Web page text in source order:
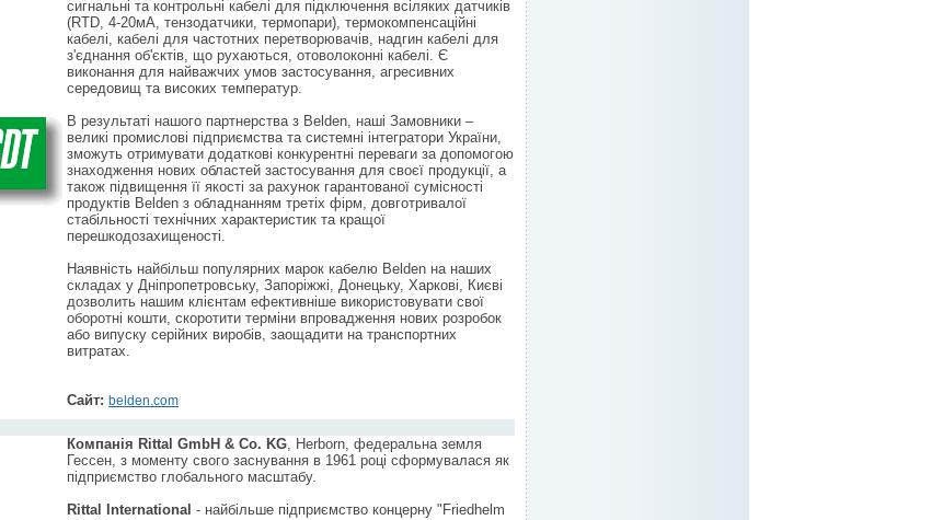
сигнальні та контрольні кабелі для підключення всіляких датчиків
(RTD, 4-20мА, тензодатчики, термопари), термокомпенсаційні
кабелі, кабелі для частотних перетворювачів, надгин кабелі для
з'єднання об'єктів, що рухаються, отоволоконні кабелі. Є
виконання для найважчих умов застосування, агресивних
середовищ та високих температур.
В результаті нашого партнерства з Belden, наші Замовники –
великі промислові підприємства та системні інтегратори України,
зможуть отримувати додаткові конкурентні переваги за допомогою
знаходження нових областей застосування для своєї продукції, а
також підвищення її якості за рахунок гарантованої сумісності
продуктів Belden з обладнанням третіх фірм, довготривалої
стабільності технічних характеристик та кращої
перешкодозахищеності.
Наявність найбільш популярних марок кабелю Belden на наших
складах у Дніпропетровську, Запоріжжі, Донецьку, Харкові, Києві
дозволить нашим клієнтам ефективніше використовувати свої
оборотні кошти, скоротити терміни впровадження нових розробок
або випуску серійних виробів, заощадити на транспортних
витратах.
Сайт: belden.com
Компанія Rittal GmbH & Co. KG, Herborn, федеральна земля
Гессен, з моменту свого заснування в 1961 році сформувалася як
підприємство глобального масштабу.
Rittal International - найбільше підприємство концерну "Friedhelm